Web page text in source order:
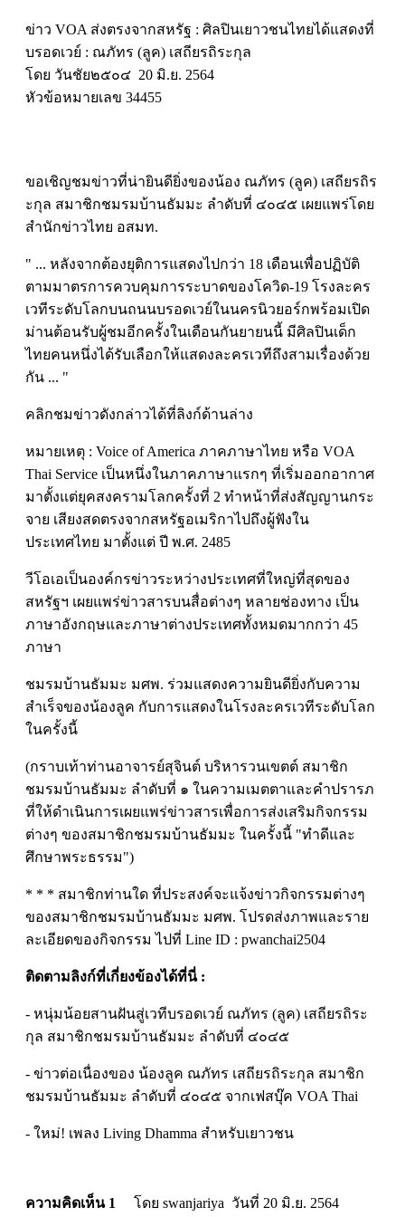
ข่าว VOA ส่งตรงจากสหรัฐ : ศิลปินเยาวชนไทยได้แสดงที่
บรอดเวย์ : ณภัทร (ลูค) เสถียรถิระกุล
โดย วันชัย๒๕๐๔ 20 มิ.ย. 2564
หัวข้อหมายเลข 34455
ขอเชิญชมข่าวที่น่ายินดียิ่งของน้อง ณภัทร (ลูค) เสถียรถิร
ะกุล สมาชิกชมรมบ้านธัมมะ ลำดับที่ ๔๐๔๕ เผยแพร่โดย
สำนักข่าวไทย อสมท.
" ... หลังจากต้องยุติการแสดงไปกว่า 18 เดือนเพื่อปฏิบัติ
ตามมาตรการควบคุมการระบาดของโควิด-19 โรงละคร
เวทีระดับโลกบนถนนบรอดเวย์ในนครนิวยอร์กพร้อมเปิด
ม่านต้อนรับผู้ชมอีกครั้งในเดือนกันยายนนี้ มีศิลปินเด็ก
ไทยคนหนึ่งได้รับเลือกให้แสดงละครเวทีถึงสามเรื่องด้วย
กัน ... "
คลิกชมข่าวดังกล่าวได้ที่ลิงก์ด้านล่าง
หมายเหตุ : Voice of America ภาคภาษาไทย หรือ VOA
Thai Service เป็นหนึ่งในภาคภาษาแรกๆ ที่เริ่มออกอากาศ
มาตั้งแต่ยุคสงครามโลกครั้งที่ 2 ทำหน้าที่ส่งสัญญานกระ
จาย เสียงสดตรงจากสหรัฐอเมริกาไปถึงผู้ฟังใน
ประเทศไทย มาตั้งแต่ ปี พ.ศ. 2485
วีโอเอเป็นองค์กรข่าวระหว่างประเทศที่ใหญ่ที่สุดของ
สหรัฐฯ เผยแพร่ข่าวสารบนสื่อต่างๆ หลายช่องทาง เป็น
ภาษาอังกฤษและภาษาต่างประเทศทั้งหมดมากกว่า 45
ภาษา
ชมรมบ้านธัมมะ มศพ. ร่วมแสดงความยินดียิ่งกับความ
สำเร็จของน้องลูค กับการแสดงในโรงละครเวทีระดับโลก
ในครั้งนี้
(กราบเท้าท่านอาจารย์สุจินต์ บริหารวนเขตต์ สมาชิก
ชมรมบ้านธัมมะ ลำดับที่ ๑ ในความเมตตาและคำปรารภ
ที่ให้ดำเนินการเผยแพร่ข่าวสารเพื่อการส่งเสริมกิจกรรม
ต่างๆ ของสมาชิกชมรมบ้านธัมมะ ในครั้งนี้ "ทำดีและ
ศึกษาพระธรรม")
* * * สมาชิกท่านใด ที่ประสงค์จะแจ้งข่าวกิจกรรมต่างๆ
ของสมาชิกชมรมบ้านธัมมะ มศพ. โปรดส่งภาพและราย
ละเอียดของกิจกรรม ไปที่ Line ID : pwanchai2504
ติดตามลิงก์ที่เกี่ยงข้องได้ที่นี่ :
- หนุ่มน้อยสานฝันสู่เวทีบรอดเวย์ ณภัทร (ลูค) เสถียรถิระ
กุล สมาชิกชมรมบ้านธัมมะ ลำดับที่ ๔๐๔๕
- ข่าวต่อเนื่องของ น้องลูค ณภัทร เสถียรถิระกุล สมาชิก
ชมรมบ้านธัมมะ ลำดับที่ ๔๐๔๕ จากเฟสบุ๊ค VOA Thai
- ใหม่! เพลง Living Dhamma สำหรับเยาวชน
ความคิดเห็น 1 โดย swanjariya วันที่ 20 มิ.ย. 2564